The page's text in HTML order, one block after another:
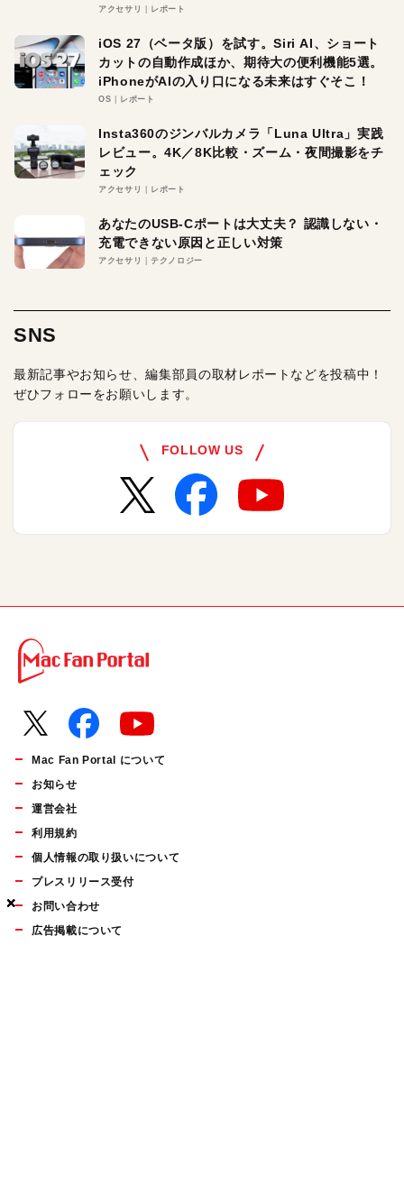
×
×
×
アクセサリ レポート
iOS 27（ベータ版）を試す。Siri AI、ショート
カットの自動作成ほか、期待大の便利機能5選。
iPhoneがAIの入り口になる未来はすぐそこ！
OS レポート
Insta360のジンバルカメラ「Luna Ultra」実践
レビュー。4K／8K比較・ズーム・夜間撮影をチ
ェック
アクセサリ レポート
あなたのUSB-Cポートは大丈夫？ 認識しない・
充電できない原因と正しい対策
アクセサリ テクノロジー
SNS
最新記事やお知らせ、編集部員の取材レポートなどを投稿中！
ぜひフォローをお願いします。
FOLLOW US
Mac Fan Portal について
お知らせ
運営会社
利用規約
個人情報の取り扱いについて
プレスリリース受付
お問い合わせ
広告掲載について